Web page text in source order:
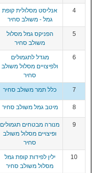
4
אנליסט מסלולית קופת
גמל - משולב סחיר
5
הפניקס גמל מסלול
משולב סחיר
6
מגדל לתגמולים
ולפיצויים מסלול משולב
סחיר
7 כלל תמר משולב סחיר
8 מיטב גמל משולב סחיר
9
מנורה מבטחים תגמולים
ופיצויים מסלול משולב
סחיר
10
ילין לפידות קופת גמל
מסלול משולב סחיר